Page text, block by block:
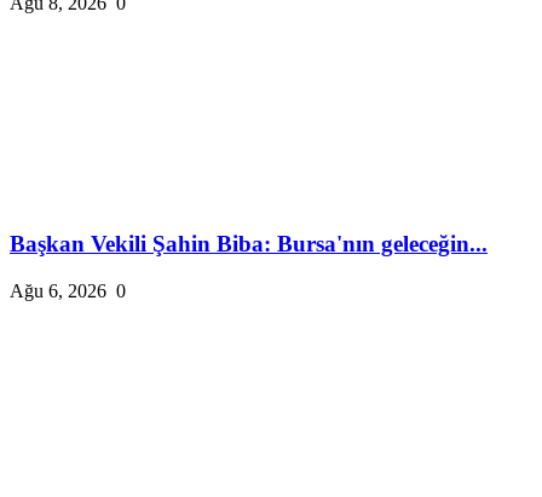
Başkan Vekili Şahin Biba: Bursa'nın geleceğin...
Ağu 6, 2026 0